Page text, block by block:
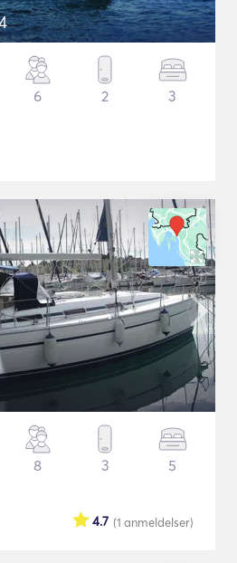
6 2 3
8 3 5
(1 anmeldelser)
4.7